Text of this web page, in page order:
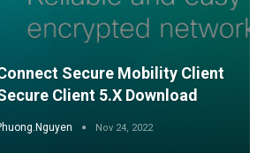
Secure Mobility Client
Client 5.x Download
Nov 24, 2022